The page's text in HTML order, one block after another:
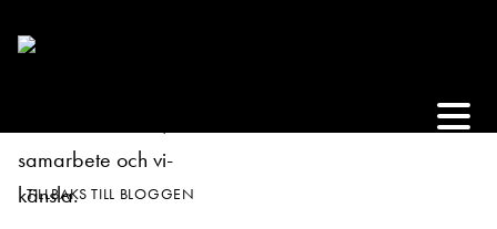
TILLBAKS TILL BLOGGEN